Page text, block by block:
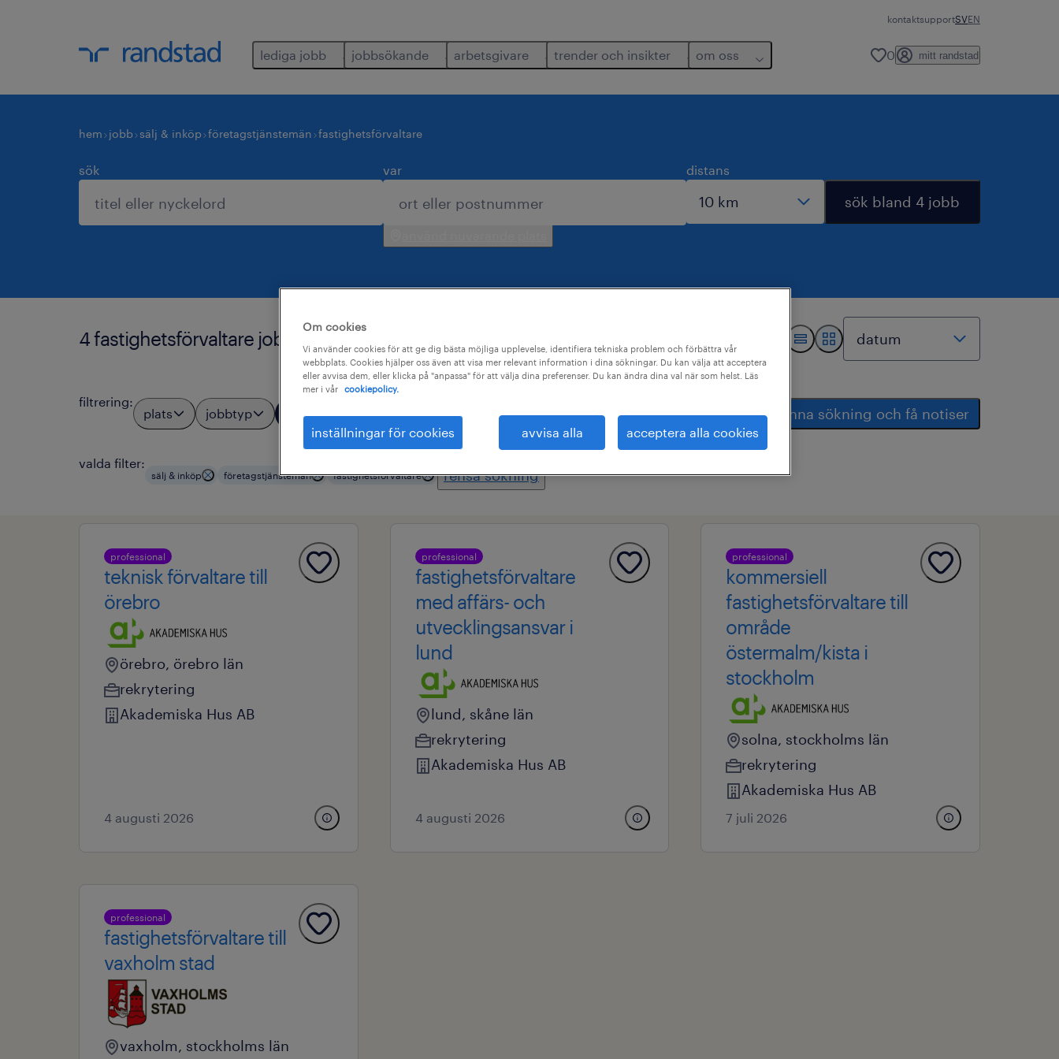
kontaktsupportSVEN
lediga jobb jobbsökande arbetsgivare trender och insikter om oss 0 mitt randstad
hem jobb sälj & inköp företagstjänstemän fastighetsförvaltare
sök var distans
sök bland 4 jobb
4 fastighetsförvaltare jobb hittade för dig.
filtrering:
plats jobbtyp yrkesområde alla filter spara denna sökning och få notiser
valda filter:
sälj & inköp företagstjänstemän fastighetsförvaltare rensa sökning
professional
teknisk förvaltare till
örebro
örebro, örebro län
rekrytering
Akademiska Hus AB
4 augusti 2026
professional
fastighetsförvaltare
med affärs- och
utvecklingsansvar i
lund
lund, skåne län
rekrytering
Akademiska Hus AB
4 augusti 2026
professional
kommersiell
fastighetsförvaltare till
område
östermalm/kista i
stockholm
solna, stockholms län
rekrytering
Akademiska Hus AB
7 juli 2026
professional
fastighetsförvaltare till
vaxholm stad
vaxholm, stockholms län
Om cookies
Vi använder cookies för att ge dig bästa möjliga upplevelse, identifiera tekniska problem och förbättra vår
webbplats. Cookies hjälper oss även att visa mer relevant information i dina sökningar. Du kan välja att acceptera
eller avvisa dem, eller klicka på "anpassa" för att välja dina preferenser. Du kan ändra dina val när som helst. Läs
mer i vår
cookiepolicy.
inställningar för cookies avvisa alla acceptera alla cookies